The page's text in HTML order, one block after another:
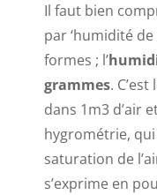
Il faut bien
par ‘humidité de
formes ; l’
grammes.
dans 1m3 d’air
hygrométrie,
saturation de
s’exprime en